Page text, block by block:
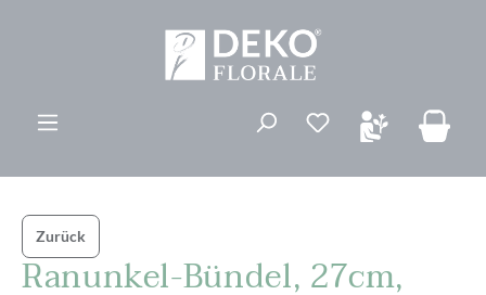
Du hast 0
Zurück
Ranunkel-Bündel, 27cm,